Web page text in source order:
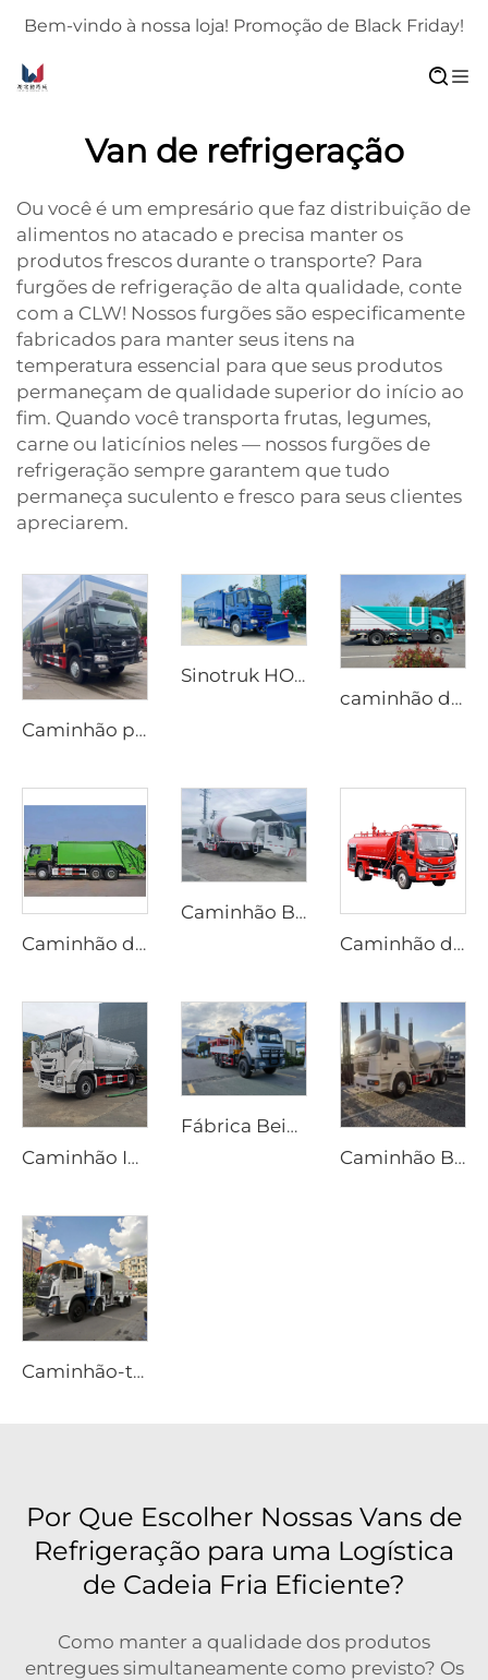
Bem-vindo à nossa loja! Promoção de Black Friday!
Van de refrigeração
Ou você é um empresário que faz distribuição de
alimentos no atacado e precisa manter os
produtos frescos durante o transporte? Para
furgões de refrigeração de alta qualidade, conte
com a CLW! Nossos furgões são especificamente
fabricados para manter seus itens na
temperatura essencial para que seus produtos
permaneçam de qualidade superior do início ao
fim. Quando você transporta frutas, legumes,
carne ou laticínios neles — nossos furgões de
refrigeração sempre garantem que tudo
permaneça suculento e fresco para seus clientes
apreciarem.
Caminhão para Selagem de Pedregulho com Transmissão Manual a Diesel HOWO Novo Fabricante com Preço Competitivo
Sinotruk HOWO 6X4, caminhão de combate a incêndio de alta pressão com espuma, novo e de baixo custo, veículo com tanque de água
caminhão de 18T de alto desempenho e durável, varredor de estrada movido a energia elétrica pura, carro elétrico para lavagem e varredura
Caminhão de Lixo Compactador HOWO 6*4 20cbm com Sistema Hidráulico PLC, Carregamento Traseiro, Veículo para Gestão de Resíduos
Caminhão Betoneira para Combustível Diesel Personalizado com Misturador de Cimento, Direção Bidirecional, Opções Manual ou Automática, Dedicado à Produção em Túneis
Caminhão de Bombeiros Dongfeng 4x2 Dorica a Diesel Novo com Transmissão Manual e Tanque Aéreo de 4000L para Máquina de Aspersão e Sistema de Irrigação Contra Incêndios
Caminhão ISUZU GIGA 4x2 a Diesel com Transmissão Manual com Bomba de Sucção de Esgoto 12000 Litros para Caminhão de Limpeza de Fossa Séptica
Fábrica Beiben Fornecimento Caminhão Guindaste de Dobradiça Rígida Off-Road 4X4 6x6 para Transporte Especial
Caminhão Betoneira Rotativa Móvel Shacman Novo com Capacidade de 8m³ 10m³ Preço Caminhão Betoneira para Cimento
Caminhão-tanque Dongfeng 8x4 340hp de 12 rodas com capacidade de 25000 litros, veículo novo de abastecimento manual para aviação, aeronave 4x2 4x4 6x6
Por Que Escolher Nossas Vans de
Refrigeração para uma Logística
de Cadeia Fria Eficiente?
Como manter a qualidade dos produtos
entregues simultaneamente como previsto? Os